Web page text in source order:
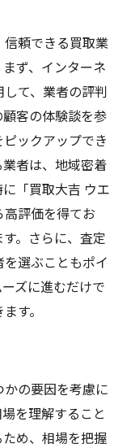
頼できる買取業
ず、インターネ
て、業者の評判
客の体験談を参
ックアップでき
者は、地域密着
「買取大吉 ウエ
評価を得てお
。さらに、査定
選ぶこともポイ
ズに進むだけで
す。
の要因を考慮に
を理解すること
め、相場を把握